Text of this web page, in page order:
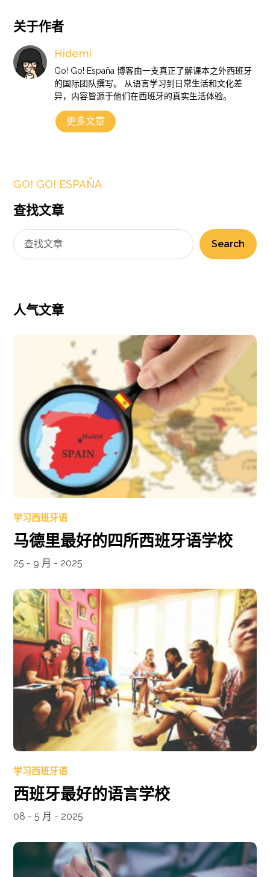
关于作者
Hidemi
Go! Go! España 博客由一支真正了解课本之外西班牙
的国际团队撰写。 从语言学习到日常生活和文化差
异，内容皆源于他们在西班牙的真实生活体验。
更多文章
GO! GO! ESPAÑA
查找文章
Search
人气文章
学习西班牙语
马德里最好的四所西班牙语学校
25 - 9 月 - 2025
学习西班牙语
西班牙最好的语言学校
08 - 5 月 - 2025